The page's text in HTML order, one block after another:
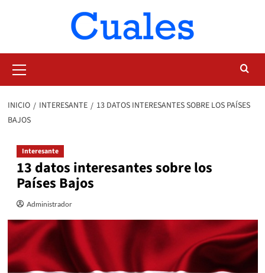
primario
INICIO INTERESANTE
13 DATOS INTERESANTES SOBRE LOS PAÍSES
BAJOS
Interesante
13 datos interesantes sobre los
Países Bajos
Administrador